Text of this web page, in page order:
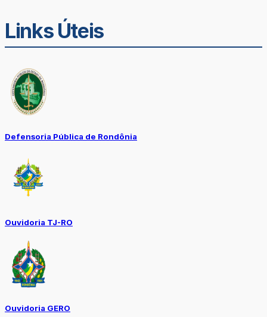
Links Úteis
Defensoria Pública de Rondônia
Ouvidoria TJ-RO
Ouvidoria GERO